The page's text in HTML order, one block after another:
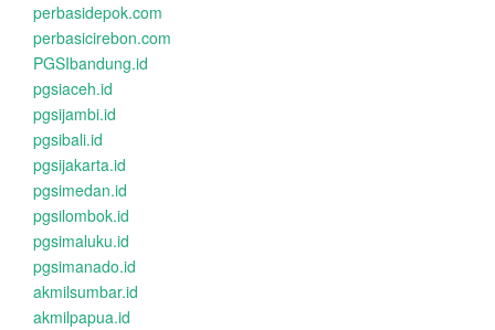
perbasidepok.com
perbasicirebon.com
PGSIbandung.id
pgsiaceh.id
pgsijambi.id
pgsibali.id
pgsijakarta.id
pgsimedan.id
pgsilombok.id
pgsimaluku.id
pgsimanado.id
akmilsumbar.id
akmilpapua.id